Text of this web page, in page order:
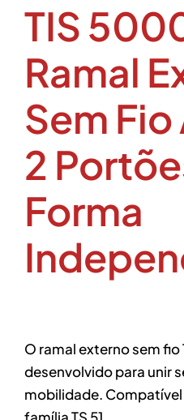
TIS
Ramal
Sem
2
Forma
O ramal externo sem fio
desenvolvido para unir
mobilidade. Compatível